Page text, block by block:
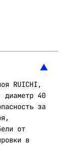
RUICHI,
диаметр 40
за
от
в